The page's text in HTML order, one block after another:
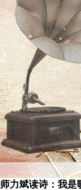
师力斌读诗：我是